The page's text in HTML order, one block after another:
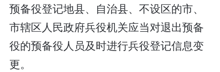
预备役登记地县、自治县、不设区的市、
市辖区人民政府兵役机关应当对退出预备
役的预备役人员及时进行兵役登记信息变
更。